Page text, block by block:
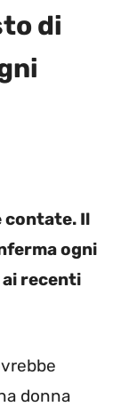
di
contate. Il
ogni
recenti
donna